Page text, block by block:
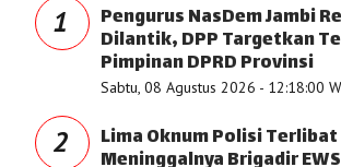
1 Pengurus NasDem Jambi
Dilantik, DPP Targetkan
Pimpinan DPRD Provinsi
Sabtu, 08 Agustus 2026 - 12:18:00
2 Lima Oknum Polisi Terlibat